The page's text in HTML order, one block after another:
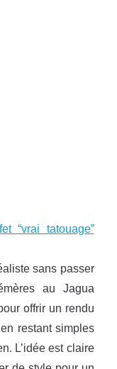
“vrai tatouage”
sans passer
au Jagua
offrir un rendu
restant simples
L’idée est claire